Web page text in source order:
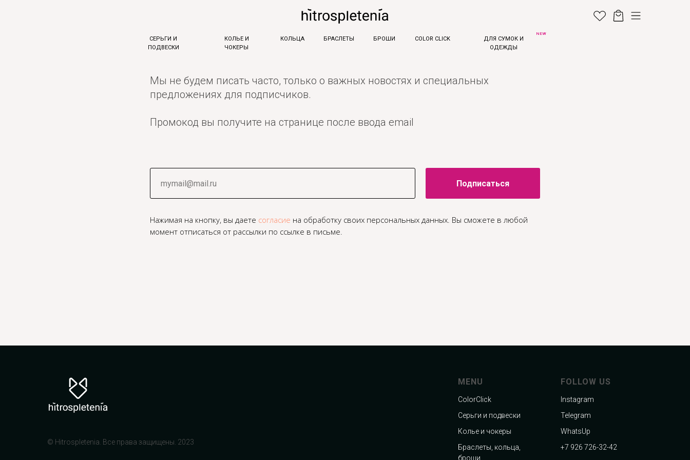
СЕРЬГИ И
ПОДВЕСКИ
COLOR CLICK
КОЛЬЕ И
ЧОКЕРЫ
КОЛЬЦА БРАСЛЕТЫ БРОШИ
ДЛЯ СУМОК И
ОДЕЖДЫ
NEW
Мы не будем писать часто, только о важных новостях и специальных
предложениях для подписчиков.
Промокод вы получите на странице после ввода email
Подписаться
Нажимая на кнопку, вы даете согласие на обработку своих персональных данных. Вы сможете в любой
момент отписаться от рассылки по ссылке в письме.
© Hitrospletenia. Все права защищены. 2023
MENU
ColorClick
Серьги и подвески
Колье и чокеры
Браслеты, кольца,
броши
FOLLOW US
Instagram
Telegram
WhatsUp
+7 926 726-32-42